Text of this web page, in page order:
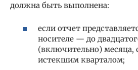
должна быть выполнена:
если отчет
носителе — до
(включительно) месяца,
истекшим кварталом;